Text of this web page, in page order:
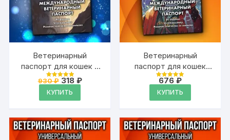
Ветеринарный
паспорт для кошек и
собак
международный
Оценка
из 5
930₽ Первоначальная
цена
составляла
930 ₽.
318 ₽Текущая
КУПИТЬ
Ветеринарный
паспорт для кошек
международный
Оценка
из 5
676 ₽
КУПИТЬ